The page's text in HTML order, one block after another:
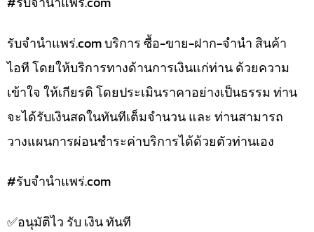
รับจํานําแพร่.com บริการ ซื้อ-ขาย-ฝาก-จำนำ สินค้า
ไอที โดยให้บริการทางด้านการเงินแก่ท่าน ด้วยความ
เข้าใจ ให้เกียรติ โดยประเมินราคาอย่างเป็นธรรม ท่าน
จะได้รับเงินสดในทันทีเต็มจำนวน และ ท่านสามารถ
วางแผนการผ่อนชำระค่าบริการได้ด้วยตัวท่านเอง
#รับจํานําแพร่.com
✅️อนุมัติไว รับ เงิน ทันที